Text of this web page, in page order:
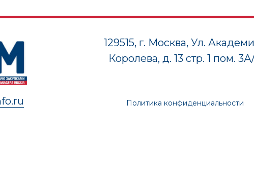
129515, г. Москва, Ул.
Королева, д. 13 стр. 1 пом.
Политика конфиденциальности